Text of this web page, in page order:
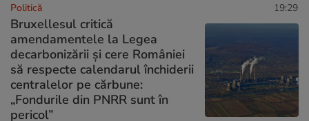
Politică 19:29
Bruxellesul critică
amendamentele la Legea
decarbonizării și cere României
să respecte calendarul închiderii
centralelor pe cărbune:
„Fondurile din PNRR sunt în
pericol”